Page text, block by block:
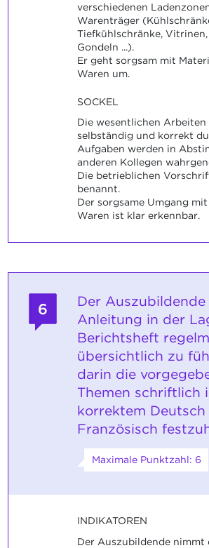
verschiedenen
Warenträger
Tiefkühlschränke, Vitrinen,
Gondeln ...).
Er geht sorgsam mit
Waren um.
SOCKEL
Die wesentlichen Arbeiten
selbständig und korrekt
Aufgaben werden in
anderen Kollegen
Die betrieblichen
benannt.
Der sorgsame Umgang
Waren ist klar erkennbar.
6
Der
Anleitung in der
Berichtsheft
übersichtlich zu
darin die
Themen schriftlich
korrektem Deutsch
Französisch
Maximale Punktzahl: 6
INDIKATOREN
Der Auszubildende nimmt